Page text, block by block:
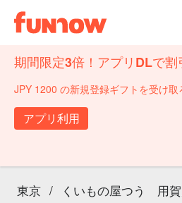
期間限定3倍！アプリDLで割
JPY 1200 の新規登録ギフトを受け取
アプリ利用
東京 / くいもの屋つう 用